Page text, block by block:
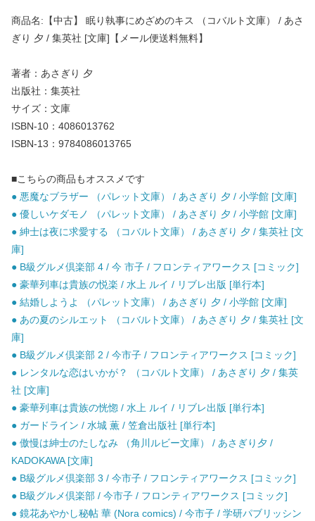
商品名:【中古】 眠り執事にめざめのキス （コバルト文庫） / あさ
ぎり 夕 / 集英社 [文庫]【メール便送料無料】
著者：あさぎり 夕
出版社：集英社
サイズ：文庫
ISBN-10：4086013762
ISBN-13：9784086013765
■こちらの商品もオススメです
● 悪魔なブラザー （パレット文庫） / あさぎり 夕 / 小学館 [文庫]
● 優しいケダモノ （パレット文庫） / あさぎり 夕 / 小学館 [文庫]
● 紳士は夜に求愛する （コバルト文庫） / あさぎり 夕 / 集英社 [文
庫]
● B級グルメ倶楽部 4 / 今 市子 / フロンティアワークス [コミック]
● 豪華列車は貴族の悦楽 / 水上 ルイ / リブレ出版 [単行本]
● 結婚しようよ （パレット文庫） / あさぎり 夕 / 小学館 [文庫]
● あの夏のシルエット （コバルト文庫） / あさぎり 夕 / 集英社 [文
庫]
● B級グルメ倶楽部 2 / 今市子 / フロンティアワークス [コミック]
● レンタルな恋はいかが？ （コバルト文庫） / あさぎり 夕 / 集英
社 [文庫]
● 豪華列車は貴族の恍惚 / 水上 ルイ / リブレ出版 [単行本]
● ガードライン / 水城 薫 / 笠倉出版社 [単行本]
● 傲慢は紳士のたしなみ （角川ルビー文庫） / あさぎり夕 /
KADOKAWA [文庫]
● B級グルメ倶楽部 3 / 今市子 / フロンティアワークス [コミック]
● B級グルメ倶楽部 / 今市子 / フロンティアワークス [コミック]
● 鏡花あやかし秘帖 華 (Nora comics) / 今市子 / 学研パブリッシン